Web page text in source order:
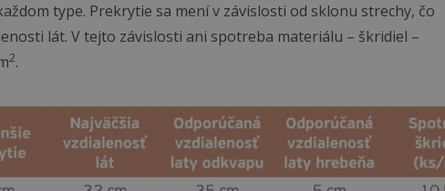
type. Prekrytie sa mení v závislosti od sklonu strechy, čo
lát. V tejto závislosti ani spotreba materiálu – škridiel –
2.